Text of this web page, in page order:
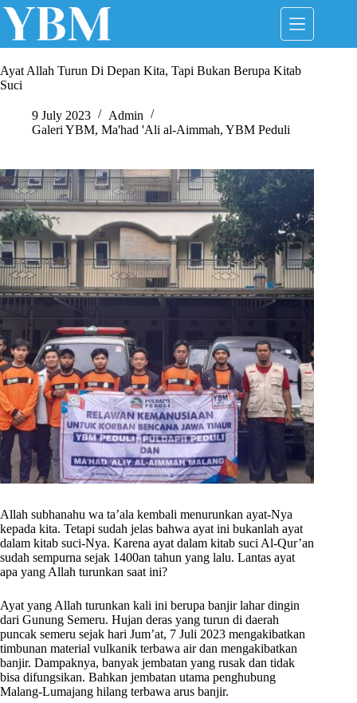
Skip
Ayat Allah Turun Di Depan Kita, Tapi Bukan Berupa Kitab
Suci
9 July 2023
Admin
Galeri YBM, Ma'had 'Ali al-Aimmah, YBM Peduli
Allah subhanahu wa ta’ala kembali menurunkan ayat-Nya
kepada kita. Tetapi sudah jelas bahwa ayat ini bukanlah ayat
dalam kitab suci-Nya. Karena ayat dalam kitab suci Al-Qur’an
sudah sempurna sejak 1400an tahun yang lalu. Lantas ayat
apa yang Allah turunkan saat ini?
Ayat yang Allah turunkan kali ini berupa banjir lahar dingin
dari Gunung Semeru. Hujan deras yang turun di daerah
puncak semeru sejak hari Jum’at, 7 Juli 2023 mengakibatkan
timbunan material vulkanik terbawa air dan mengakibatkan
banjir. Dampaknya, banyak jembatan yang rusak dan tidak
bisa difungsikan. Bahkan jembatan utama penghubung
Malang-Lumajang hilang terbawa arus banjir.